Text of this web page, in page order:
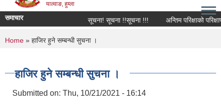
याल्वाङ, हुम्ला
समाचार सूचना! सूचना !!सूचना !!! अन्तिम परिक्षाको
You are here
Home » हाजिर हुने सम्बन्धी सुचना ।
हाजिर हुने सम्बन्धी सुचना ।
Submitted on: Thu, 10/21/2021 - 16:14